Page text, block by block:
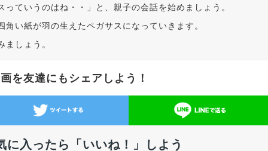
ていうのはね・・」と、親子の会話を始めましょう。
い紙が羽の生えたペガサスになっていきます。
しょう。
を友達にもシェアしよう！
に入ったら「いいね！」しよう